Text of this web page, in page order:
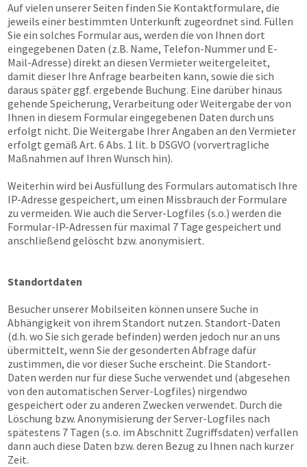
Auf vielen unserer Seiten finden Sie Kontaktformulare, die
jeweils einer bestimmten Unterkunft zugeordnet sind. Füllen
Sie ein solches Formular aus, werden die von Ihnen dort
eingegebenen Daten (z.B. Name, Telefon-Nummer und E-
Mail-Adresse) direkt an diesen Vermieter weitergeleitet,
damit dieser Ihre Anfrage bearbeiten kann, sowie die sich
daraus später ggf. ergebende Buchung. Eine darüber hinaus
gehende Speicherung, Verarbeitung oder Weitergabe der von
Ihnen in diesem Formular eingegebenen Daten durch uns
erfolgt nicht. Die Weitergabe Ihrer Angaben an den Vermieter
erfolgt gemäß Art. 6 Abs. 1 lit. b DSGVO (vorvertragliche
Maßnahmen auf Ihren Wunsch hin).
Weiterhin wird bei Ausfüllung des Formulars automatisch Ihre
IP-Adresse gespeichert, um einen Missbrauch der Formulare
zu vermeiden. Wie auch die Server-Logfiles (s.o.) werden die
Formular-IP-Adressen für maximal 7 Tage gespeichert und
anschließend gelöscht bzw. anonymisiert.
Standortdaten
Besucher unserer Mobilseiten können unsere Suche in
Abhängigkeit von ihrem Standort nutzen. Standort-Daten
(d.h. wo Sie sich gerade befinden) werden jedoch nur an uns
übermittelt, wenn Sie der gesonderten Abfrage dafür
zustimmen, die vor dieser Suche erscheint. Die Standort-
Daten werden nur für diese Suche verwendet und (abgesehen
von den automatischen Server-Logfiles) nirgendwo
gespeichert oder zu anderen Zwecken verwendet. Durch die
Löschung bzw. Anonymisierung der Server-Logfiles nach
spätestens 7 Tagen (s.o. im Abschnitt Zugriffsdaten) verfallen
dann auch diese Daten bzw. deren Bezug zu Ihnen nach kurzer
Zeit.